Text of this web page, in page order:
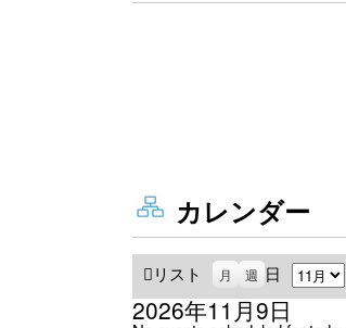
カレンダー
リスト
示
月 週 日 月
2026年11月9日